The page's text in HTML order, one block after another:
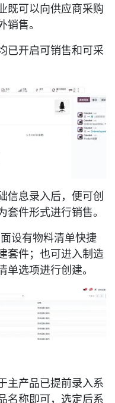
既可以向供应商采购
售。
已开启可销售和可采
信息录入后，便可创
件形式进行销售。
设有物料清单快捷
套件；也可进入制造
选项进行创建。
主产品已提前录入系
名称即可，选定后系